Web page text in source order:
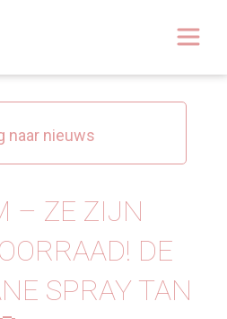
Over
2026
Blog
naar nieuws
– ZE ZIJN
DE
SPRAY TAN